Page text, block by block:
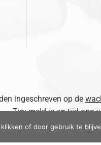
ingeschreven op de
Tip: meld je op tijd aan
of door gebruik te